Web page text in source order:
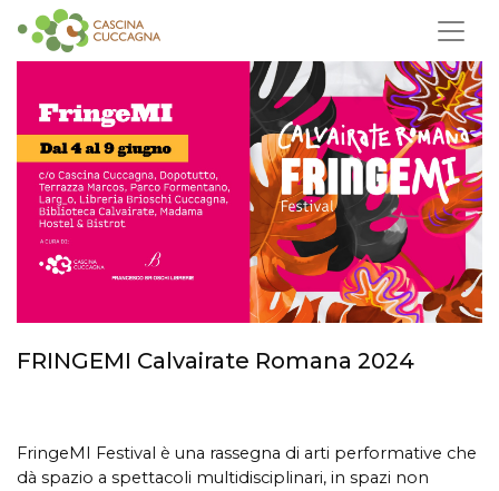
FRINGEMI Calvairate Romana 2024
FringeMI Festival è una rassegna di arti performative che
dà spazio a spettacoli multidisciplinari, in spazi non